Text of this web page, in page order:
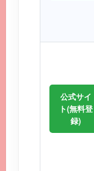
公式サイ
ト(無料登
録)